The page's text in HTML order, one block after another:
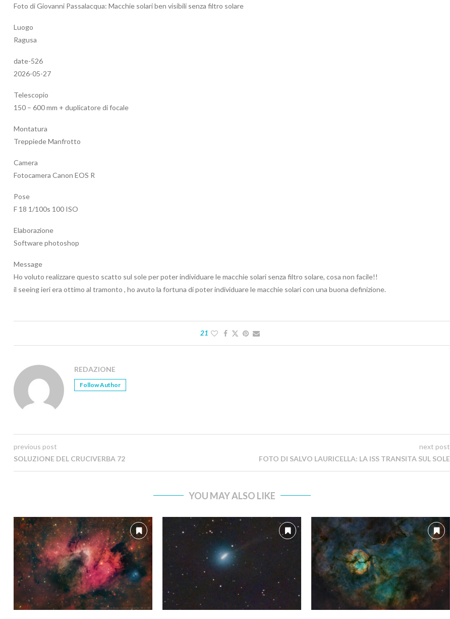
Foto di Giovanni Passalacqua: Macchie solari ben visibili senza filtro solare
Luogo
Ragusa
date-526
2026-05-27
Telescopio
150 – 600 mm + duplicatore di focale
Montatura
Treppiede Manfrotto
Camera
Fotocamera Canon EOS R
Pose
F 18 1/100s 100 ISO
Elaborazione
Software photoshop
Message
Ho voluto realizzare questo scatto sul sole per poter individuare le macchie solari senza filtro solare, cosa non facile!!
il seeing ieri era ottimo al tramonto , ho avuto la fortuna di poter individuare le macchie solari con una buona definizione.
21
REDAZIONE
Follow Author
previous post
SOLUZIONE DEL CRUCIVERBA 72
next post
FOTO DI SALVO LAURICELLA: LA ISS TRANSITA SUL SOLE
YOU MAY ALSO LIKE